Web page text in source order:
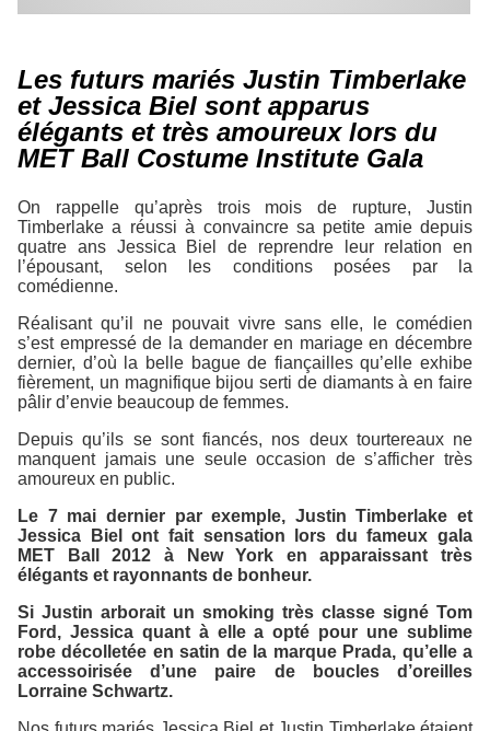
Les futurs mariés Justin Timberlake
et Jessica Biel sont apparus
élégants et très amoureux lors du
MET Ball Costume Institute Gala
On rappelle qu’après trois mois de rupture, Justin
Timberlake a réussi à convaincre sa petite amie depuis
quatre ans Jessica Biel de reprendre leur relation en
l’épousant, selon les conditions posées par la
comédienne.
Réalisant qu’il ne pouvait vivre sans elle, le comédien
s’est empressé de la demander en mariage en décembre
dernier, d’où la belle bague de fiançailles qu’elle exhibe
fièrement, un magnifique bijou serti de diamants à en faire
pâlir d’envie beaucoup de femmes.
Depuis qu’ils se sont fiancés, nos deux tourtereaux ne
manquent jamais une seule occasion de s’afficher très
amoureux en public.
Le 7 mai dernier par exemple, Justin Timberlake et
Jessica Biel ont fait sensation lors du fameux gala
MET Ball 2012 à New York en apparaissant très
élégants et rayonnants de bonheur.
Si Justin arborait un smoking très classe signé Tom
Ford, Jessica quant à elle a opté pour une sublime
robe décolletée en satin de la marque Prada, qu’elle a
accessoirisée d’une paire de boucles d’oreilles
Lorraine Schwartz.